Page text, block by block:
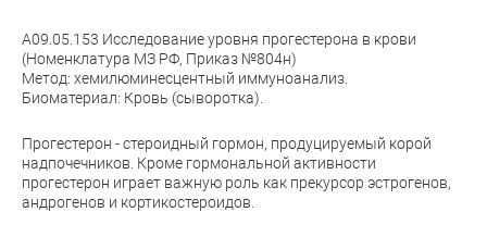
A09.05.153 Исследование уровня прогестерона в крови
(Номенклатура МЗ РФ, Приказ №804н)
Метод: хемилюминесцентный иммуноанализ.
Биоматериал: Кровь (сыворотка).
Прогестерон - стероидный гормон, продуцируемый корой
надпочечников. Кроме гормональной активности
прогестерон играет важную роль как прекурсор эстрогенов,
андрогенов и кортикостероидов.